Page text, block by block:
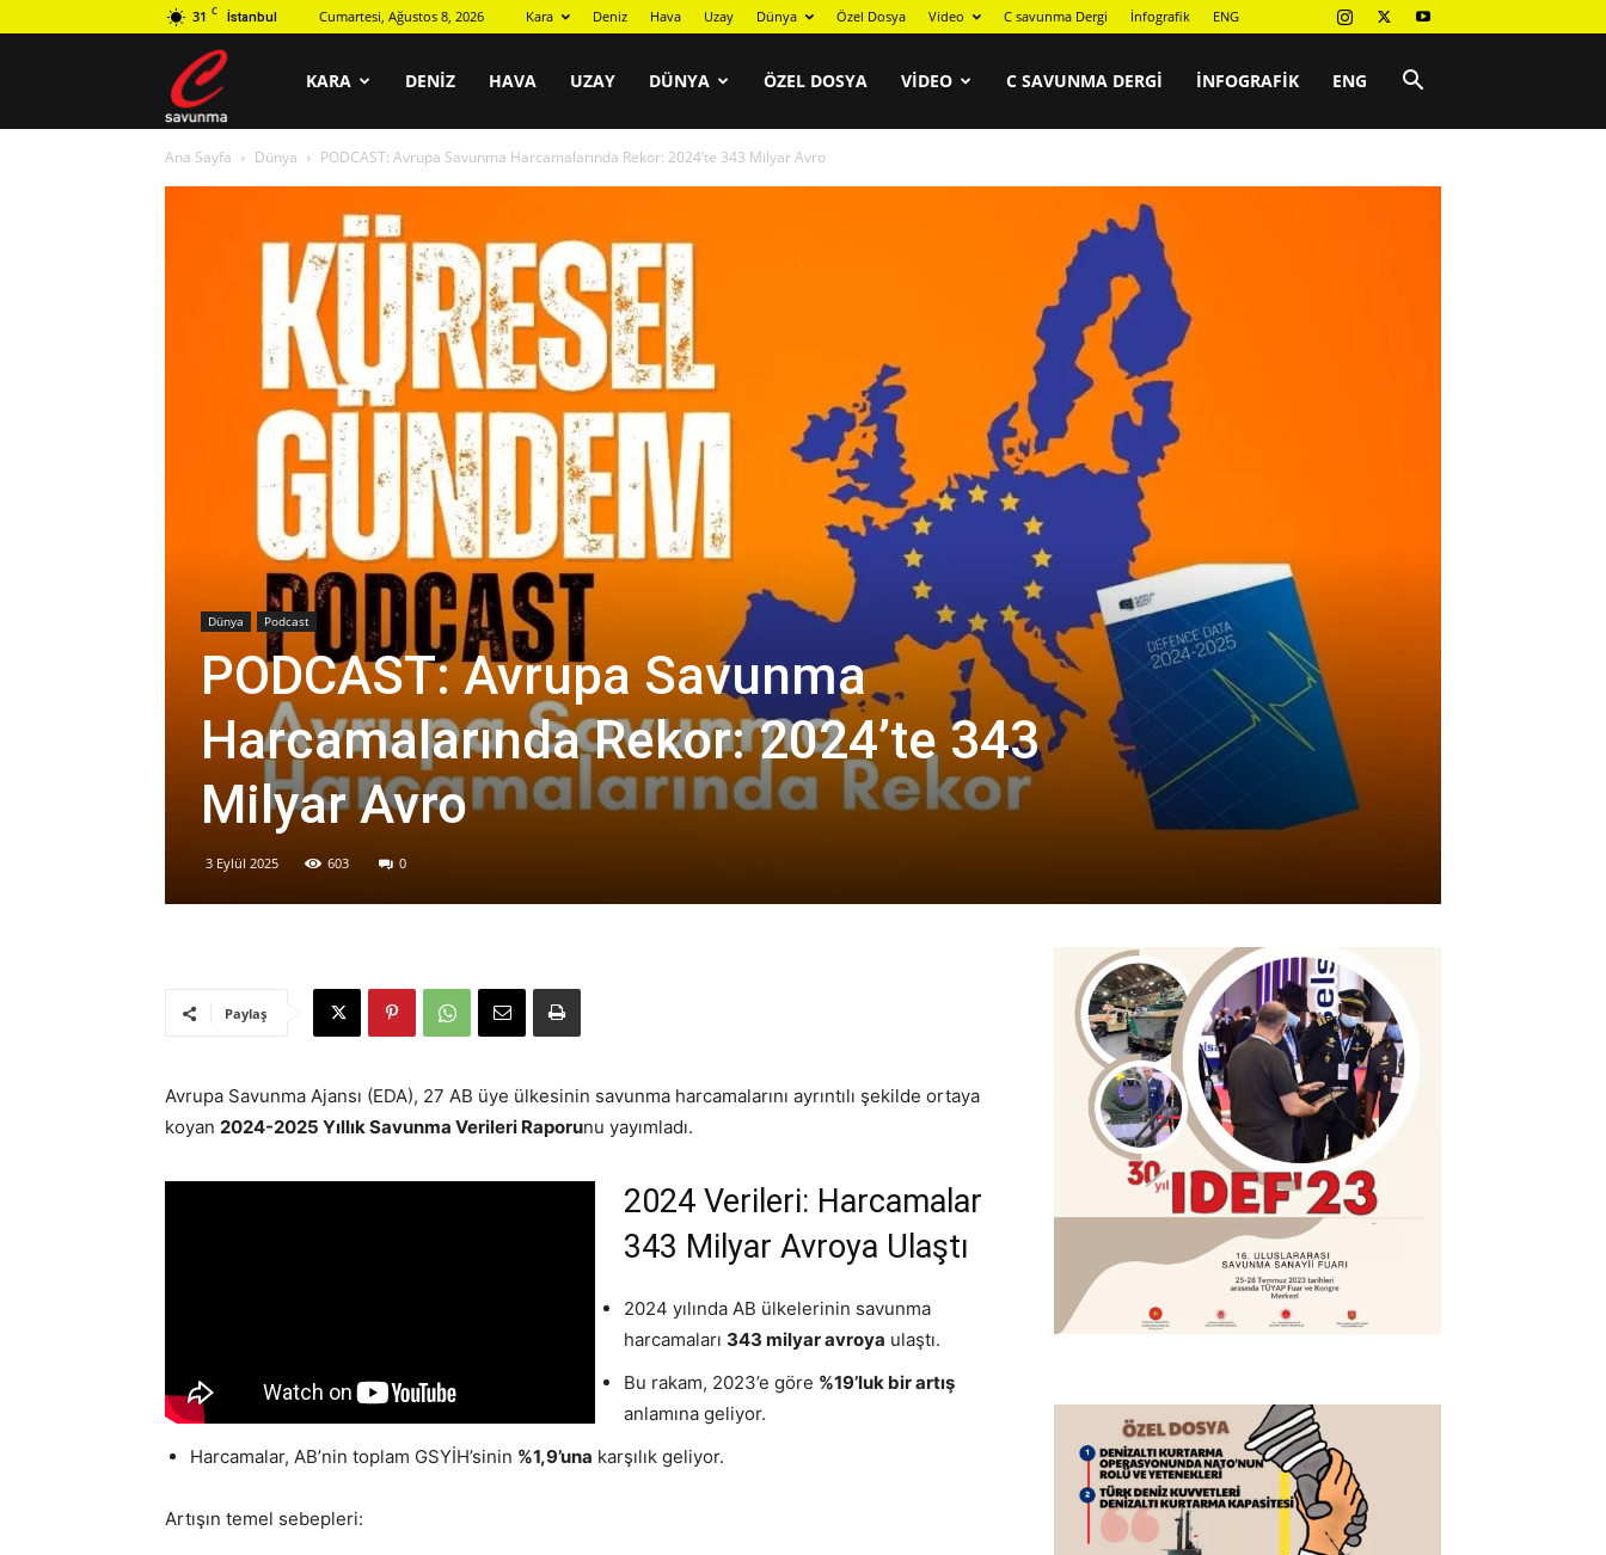
31 C İstanbul Cumartesi, Ağustos 8, 2026 Kara Deniz Hava Uzay Dünya Özel Dosya Video C savunma Dergi İnfografik ENG
KARA DENIZ HAVA UZAY DÜNYA ÖZEL DOSYA VIDEO C SAVUNMA DERGI İNFOGRAFIK ENG
Ana Sayfa Dünya PODCAST: Avrupa Savunma Harcamalarında Rekor: 2024’te 343 Milyar Avro
Dünya Podcast
PODCAST: Avrupa Savunma
Harcamalarında Rekor: 2024’te 343
Milyar Avro
3 Eylül 2025 603 0
Paylaş
Avrupa Savunma Ajansı (EDA), 27 AB üye ülkesinin savunma harcamalarını ayrıntılı şekilde ortaya
koyan 2024-2025 Yıllık Savunma Verileri Raporunu yayımladı.
2024 Verileri: Harcamalar
343 Milyar Avroya Ulaştı
2024 yılında AB ülkelerinin savunma
harcamaları 343 milyar avroya ulaştı.
Bu rakam, 2023’e göre %19’luk bir artış
anlamına geliyor.
Harcamalar, AB’nin toplam GSYİH’sinin %1,9’una karşılık geliyor.
Artışın temel sebepleri: